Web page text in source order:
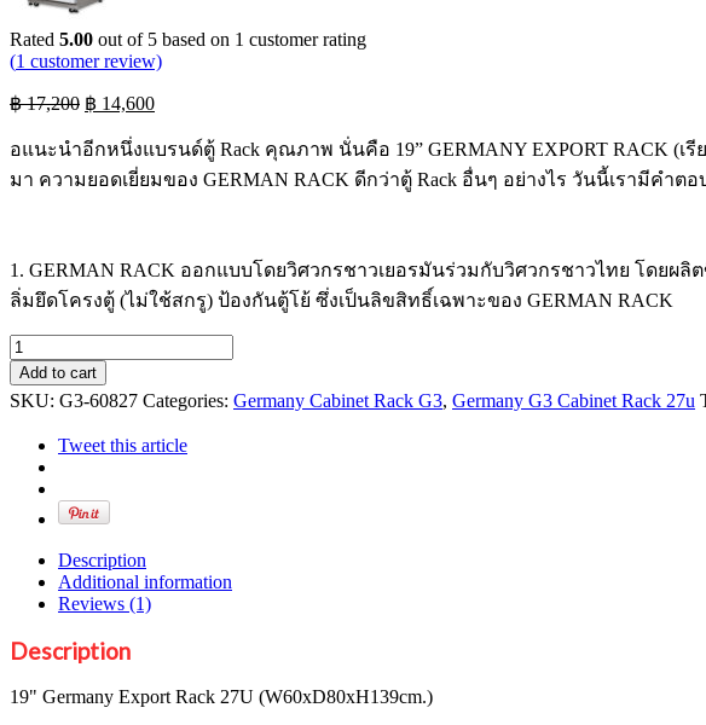
Rated 5.00 out of 5 based on 1 customer rating
(1 customer review)
฿17,200 Original
was:
฿ 17,200.
฿ 14,600Current
is:
฿ 14,600.
อแนะนำอีกหนึ่งแบรนด์ตู้ Rack คุณภาพ นั่นคือ 19” GERMANY EXPORT RACK (
มา ความยอดเยี่ยมของ GERMAN RACK ดีกว่าตู้ Rack อื่นๆ อย่างไร วันนี้เรามีคำตอ
1. GERMAN RACK ออกแบบโดยวิศวกรชาวเยอรมันร่วมกับวิศวกรชาวไทย โดยผลิ
ลิ่มยึดโครงตู้ (ไม่ใช้สกรู) ป้องกันตู้โย้ ซึ่งเป็นลิขสิทธิ์เฉพาะของ GERMAN RACK
19"
Germany
Export
Rack
(W60xD80xH139cm.)
quantity
Add to cart
SKU: G3-60827 Categories: Germany Cabinet Rack G3, Germany G3 Cabinet Rack 27u
Tweet this article
Description
Additional information
Reviews (1)
Description
19" Germany Export Rack 27U (W60xD80xH139cm.)